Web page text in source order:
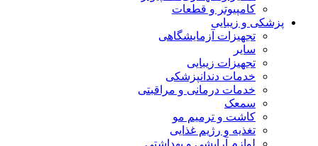
کامپیوتر و قطعات
پزشکی و زیبایی
تجهیزات آزمایشگاهی
سایر
تجهیزات زیبایی
خدمات دندانپزشکی
خدمات درمانی و مراقبتی
سمعک
کاشت و ترمیم مو
تغذیه و رژیم غذایی